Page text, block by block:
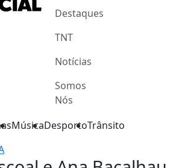
Destaques
TNT
Notícias
Somos
Nós
MúsicaDesportoTrânsito